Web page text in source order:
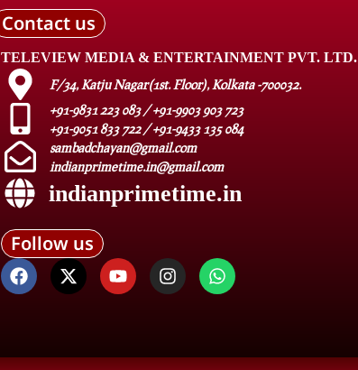
Contact us
TELEVIEW MEDIA & ENTERTAINMENT PVT. LTD.
F/34, Katju Nagar(1st. Floor), Kolkata -700032.
+91-9831 223 083 / +91-9903 903 723
+91-9051 833 722 / +91-9433 135 084
sambadchayan@gmail.com
indianprimetime.in@gmail.com
indianprimetime.in
Follow us